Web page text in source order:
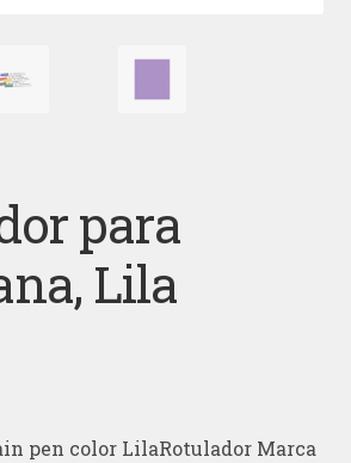
para
Lila
pen color LilaRotulador Marca